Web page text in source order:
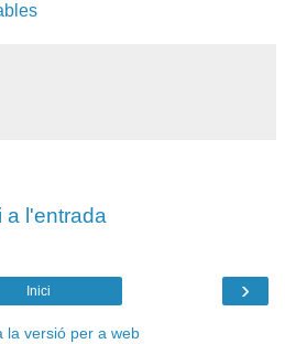
a l'entrada
›
Inici
la versió per a web